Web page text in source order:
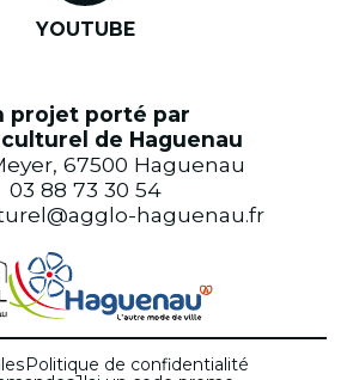
YOUTUBE
projet porté par
de Haguenau
67500 Haguenau
03 88 73 30 54
haguenau.fr
Politique de confidentialité